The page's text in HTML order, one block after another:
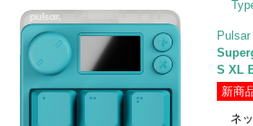
S XL
新商
ネ